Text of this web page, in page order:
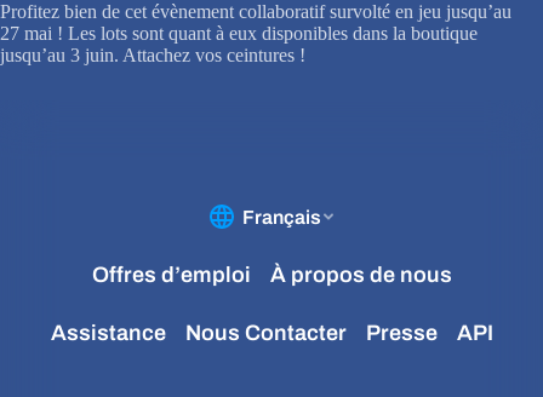
Profitez bien de cet évènement collaboratif survolté en jeu jusqu’au
27 mai ! Les lots sont quant à eux disponibles dans la boutique
jusqu’au 3 juin. Attachez vos ceintures !